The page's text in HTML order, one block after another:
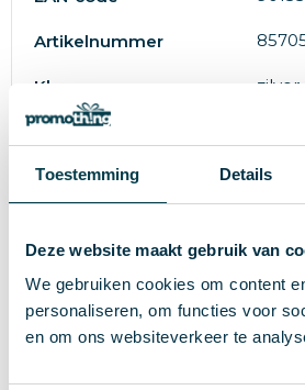
Toestemming Details
Deze website maakt gebruik van
We gebruiken cookies om content
personaliseren, om functies voor
en om ons websiteverkeer te
Artikelnummer
Kleur zilver
Hoogte
Breedte 300
Wat anderen